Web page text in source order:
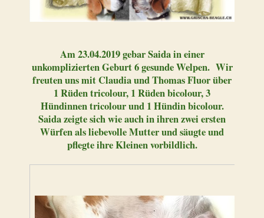
Am 23.04.2019 gebar Saida in einer
unkomplizierten Geburt 6 gesunde Welpen. Wir
freuten uns mit Claudia und Thomas Fluor über
1 Rüden tricolour, 1 Rüden bicolour, 3
Hündinnen tricolour und 1 Hündin bicolour.
Saida zeigte sich wie auch in ihren zwei ersten
Würfen als liebevolle Mutter und säugte und
pflegte ihre Kleinen vorbildlich.